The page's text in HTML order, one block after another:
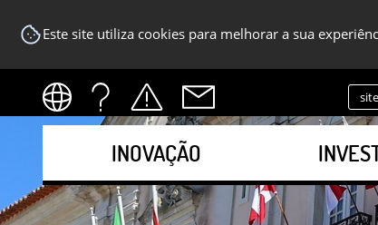
Este site utiliza cookies para melhorar a sua
INOVAÇÃO